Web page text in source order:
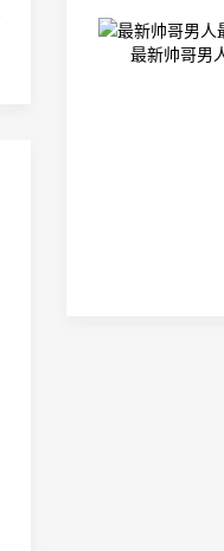
最新帅哥男